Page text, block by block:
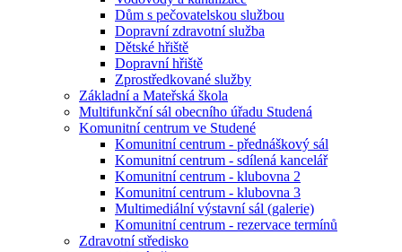
Dům s pečovatelskou službou
Dopravní zdravotní služba
Dětské hřiště
Dopravní hřiště
Zprostředkované služby
Základní a Mateřská škola
Multifunkční sál obecního úřadu Studená
Komunitní centrum ve Studené
Komunitní centrum - přednáškový sál
Komunitní centrum - sdílená kancelář
Komunitní centrum - klubovna 2
Komunitní centrum - klubovna 3
Multimediální výstavní sál (galerie)
Komunitní centrum - rezervace termínů
Zdravotní středisko